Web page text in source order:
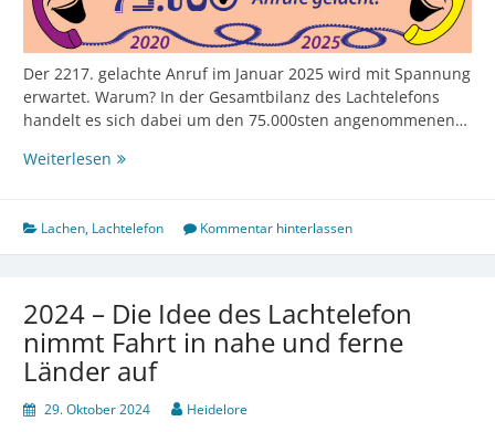
Der 2217. gelachte Anruf im Januar 2025 wird mit Spannung
erwartet. Warum? In der Gesamtbilanz des Lachtelefons
handelt es sich dabei um den 75.000sten angenommenen…
Weiterlesen 75.000
Lachen, Lachtelefon Kommentar hinterlassen
2024 – Die Idee des Lachtelefon
nimmt Fahrt in nahe und ferne
Länder auf
29. Oktober 2024 Heidelore